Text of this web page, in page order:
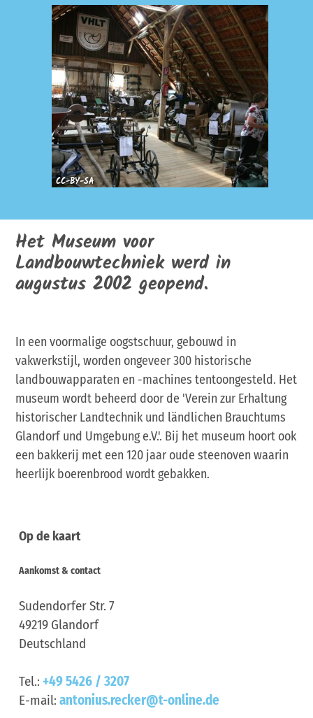
CC-BY-SA
Het Museum voor
Landbouwtechniek werd in
augustus 2002 geopend.
In een voormalige oogstschuur, gebouwd in
vakwerkstijl, worden ongeveer 300 historische
landbouwapparaten en -machines tentoongesteld. Het
museum wordt beheerd door de 'Verein zur Erhaltung
historischer Landtechnik und ländlichen Brauchtums
Glandorf und Umgebung e.V.'. Bij het museum hoort ook
een bakkerij met een 120 jaar oude steenoven waarin
heerlijk boerenbrood wordt gebakken.
Op de kaart
Aankomst & contact
Sudendorfer Str. 7
49219 Glandorf
Deutschland
Tel.: +49 5426 / 3207
E-mail: antonius.recker@t-online.de